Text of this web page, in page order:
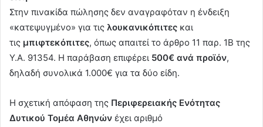
Στην πινακίδα πώλησης δεν αναγραφόταν η ένδειξη
«κατεψυγμένο» για τις λουκανικόπιτες και
τις μπιφτεκόπιτες, όπως απαιτεί το άρθρο 11 παρ. 1Β της
Υ.Α. 91354. Η παράβαση επιφέρει 500€ ανά προϊόν,
δηλαδή συνολικά 1.000€ για τα δύο είδη.
Η σχετική απόφαση της Περιφερειακής Ενότητας
Δυτικού Τομέα Αθηνών έχει αριθμό